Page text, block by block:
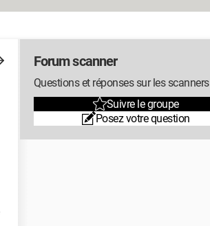
Forum scanner
Questions et réponses sur les scanners
Suivre le groupe
Posez votre question